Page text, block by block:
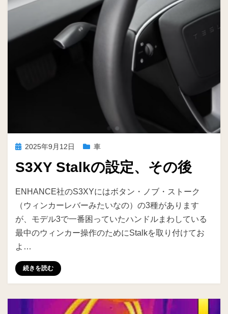
投
日:
2025年9月12日 車
S3XY Stalkの設定、その後
投稿者ike
ENHANCE社のS3XYにはボタン・ノブ・ストーク
（ウィンカーレバーみたいなの）の3種があります
が、モデル3で一番困っていたハンドルまわしている
最中のウィンカー操作のためにStalkを取り付けてお
よ…
続きを読む